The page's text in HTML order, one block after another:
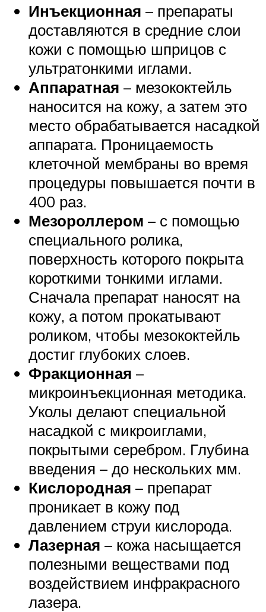
Инъекционная – препараты
доставляются в средние слои
кожи с помощью шприцов с
ультратонкими иглами.
Аппаратная – мезококтейль
наносится на кожу, а затем это
место обрабатывается насадкой
аппарата. Проницаемость
клеточной мембраны во время
процедуры повышается почти в
400 раз.
Мезороллером – с помощью
специального ролика,
поверхность которого покрыта
короткими тонкими иглами.
Сначала препарат наносят на
кожу, а потом прокатывают
роликом, чтобы мезококтейль
достиг глубоких слоев.
Фракционная –
микроинъекционная методика.
Уколы делают специальной
насадкой с микроиглами,
покрытыми серебром. Глубина
введения – до нескольких мм.
Кислородная – препарат
проникает в кожу под
давлением струи кислорода.
Лазерная – кожа насыщается
полезными веществами под
воздействием инфракрасного
лазера.